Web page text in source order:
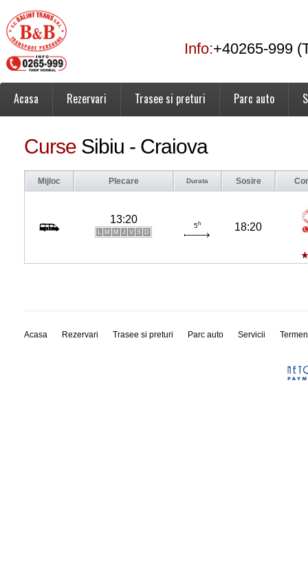
Info:+40265-999
Acasa Rezervari Trasee si preturi Parc auto
Curse Sibiu - Craiova
Mijloc Plecare Durata Sosire
13:20
L M M J V S D
5h 18:20
Acasa Rezervari Trasee si preturi Parc auto Servicii